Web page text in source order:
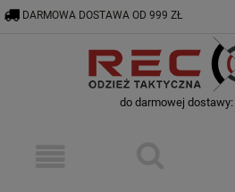
do darmowej dostawy:
DARMOWA DOSTAWA OD 999 ZŁ
56
RECON@ODZIEZTAKTYCZNA.PL